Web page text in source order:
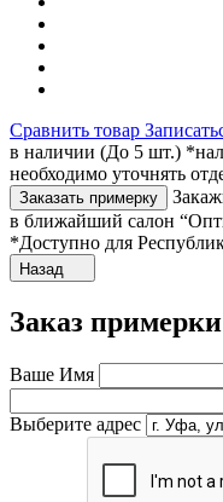
Сравнить товар
в наличии (До 5 шт.)
необходимо уточнять
Заказать примерку
в ближайший салон
*Доступно для
Назад
Заказ примерки
Ваше Имя
Выберите адрес